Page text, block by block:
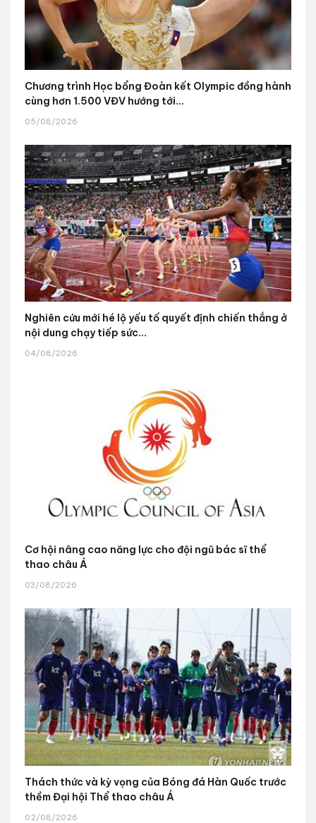
Chương trình Học bổng Đoàn kết Olympic đồng hành
cùng hơn 1.500 VĐV hướng tới...
05/08/2026
Nghiên cứu mới hé lộ yếu tố quyết định chiến thắng ở
nội dung chạy tiếp sức...
04/08/2026
Cơ hội nâng cao năng lực cho đội ngũ bác sĩ thể
thao châu Á
03/08/2026
Thách thức và kỳ vọng của Bóng đá Hàn Quốc trước
thềm Đại hội Thể thao châu Á
02/08/2026